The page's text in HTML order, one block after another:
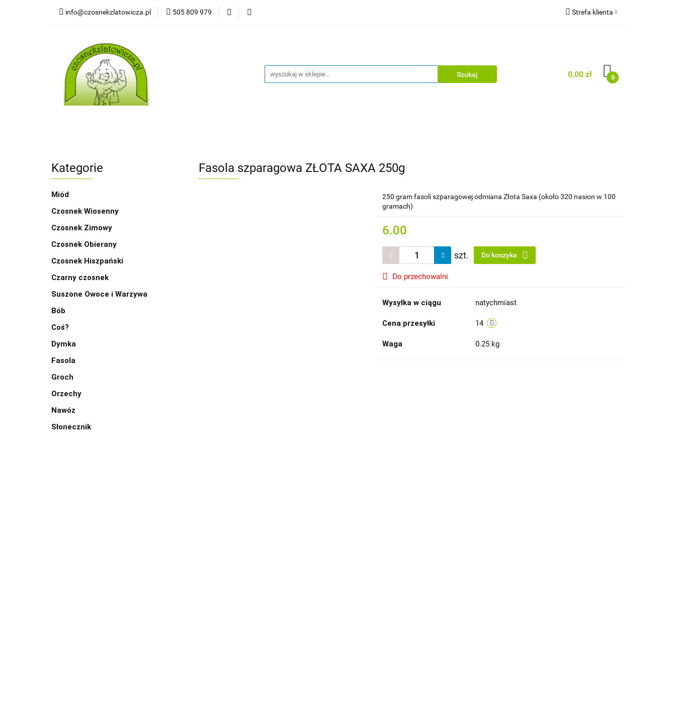
info@czosnekzlatowicza.pl 505 809 979 Strefa klienta
Dodaj zgłoszenie
0,00 zł 0
Kategorie
Miód
Czosnek Wiosenny
Czosnek Zimowy
Czosnek Obierany
Czosnek Hiszpański
Czarny czosnek
Suszone Owoce i Warzywa
Bób
Coś?
Dymka
Fasola
Groch
Orzechy
Nawóz
Słonecznik
Fasola szparagowa ZŁOTA SAXA 250g
250 gram fasoli szparagowej odmiana Złota Saxa (około 320 nasion w 100
gramach)
6.00
szt. Do koszyka
Do przechowalni
Wysyłka w ciągu natychmiast
Cena przesyłki 14
Waga 0.25 kg